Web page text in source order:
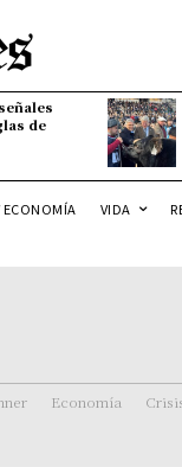
de
ECONOMÍA VIDA
Economía